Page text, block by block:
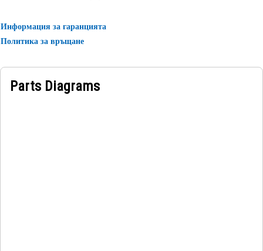
Информация за гаранцията
Политика за връщане
Parts Diagrams